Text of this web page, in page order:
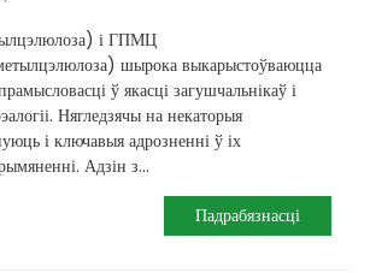
і ГПМЦ
шырока выкарыстоўваюцца
ў якасці загушчальнікаў і
Нягледзячы на ​​некаторыя
і ключавыя адрозненні ў іх
Адзін з...
Падрабязнасці